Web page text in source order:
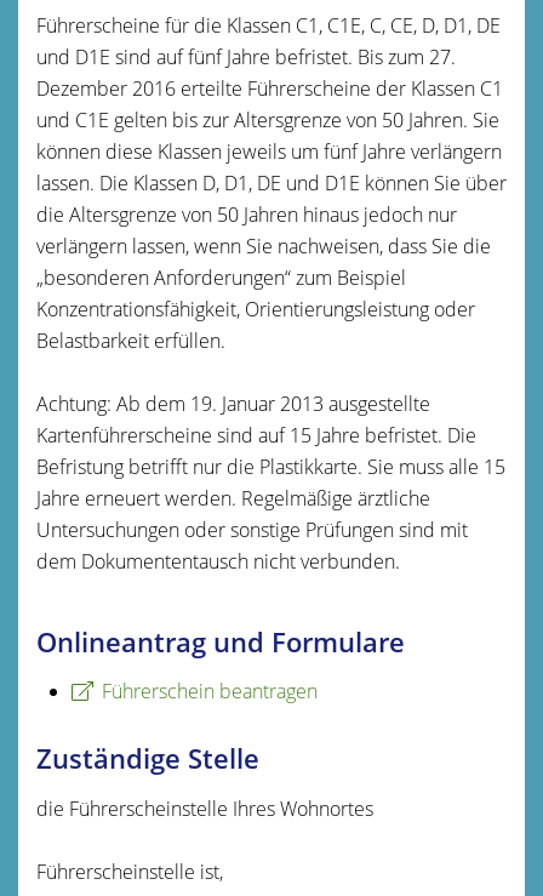
Führerscheine für die Klassen C1, C1E, C, CE, D, D1, DE
und D1E sind auf fünf Jahre befristet. Bis zum 27.
Dezember 2016 erteilte Führerscheine der Klassen C1
und C1E gelten bis zur Altersgrenze von 50 Jahren. Sie
können diese Klassen jeweils um fünf Jahre verlängern
lassen. Die Klassen D, D1, DE und D1E können Sie über
die Altersgrenze von 50 Jahren hinaus jedoch nur
verlängern lassen, wenn Sie nachweisen, dass Sie die
„besonderen Anforderungen“ zum Beispiel
Konzentrationsfähigkeit, Orientierungsleistung oder
Belastbarkeit erfüllen.
Achtung: Ab dem 19. Januar 2013 ausgestellte
Kartenführerscheine sind auf 15 Jahre befristet. Die
Befristung betrifft nur die Plastikkarte. Sie muss alle 15
Jahre erneuert werden. Regelmäßige ärztliche
Untersuchungen oder sonstige Prüfungen sind mit
dem Dokumententausch nicht verbunden.
Onlineantrag und Formulare
Führerschein beantragen
Zuständige Stelle
die Führerscheinstelle Ihres Wohnortes
Führerscheinstelle ist,